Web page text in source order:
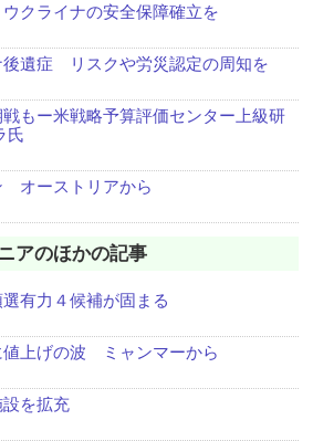
クライナの安全保障確立を
後遺症 リスクや労災認定の周知を
もー米戦略予算評価センター上級研
氏
オーストリアから
アのほかの記事
有力４候補が固まる
値上げの波 ミャンマーから
を拡充